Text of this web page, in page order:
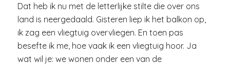
Dat heb ik nu met de letterlijke stilte die over ons
land is neergedaald. Gisteren liep ik het balkon op,
ik zag een vliegtuig overvliegen. En toen pas
besefte ik me, hoe vaak ik een vliegtuig hoor. Ja
wat wil je: we wonen onder een van de